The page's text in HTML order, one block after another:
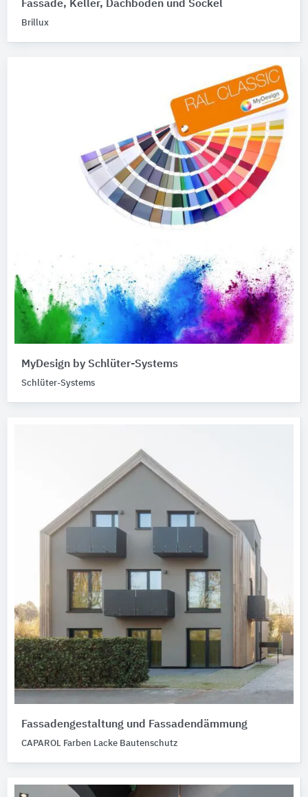
Fassade, Keller, Dachboden und Sockel
Brillux
MyDesign by Schlüter-Systems
Schlüter-Systems
Fassadengestaltung und Fassadendämmung
CAPAROL Farben Lacke Bautenschutz